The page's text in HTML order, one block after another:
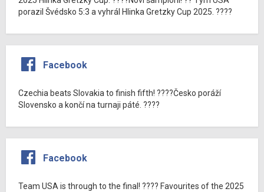
porazil Švédsko 5:3 a vyhrál Hlinka Gretzky Cup 2025. ????
Facebook
Czechia beats Slovakia to finish fifth! ????Česko poráží
Slovensko a končí na turnaji páté. ????
Facebook
Team USA is through to the final! ???? Favourites of the 2025